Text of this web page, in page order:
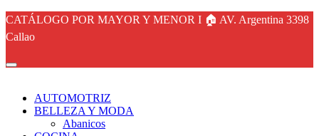
CATÁLOGO POR MAYOR Y MENOR I 🏠 AV. Argentina 3398
Callao
AUTOMOTRIZ
BELLEZA Y MODA
Abanicos